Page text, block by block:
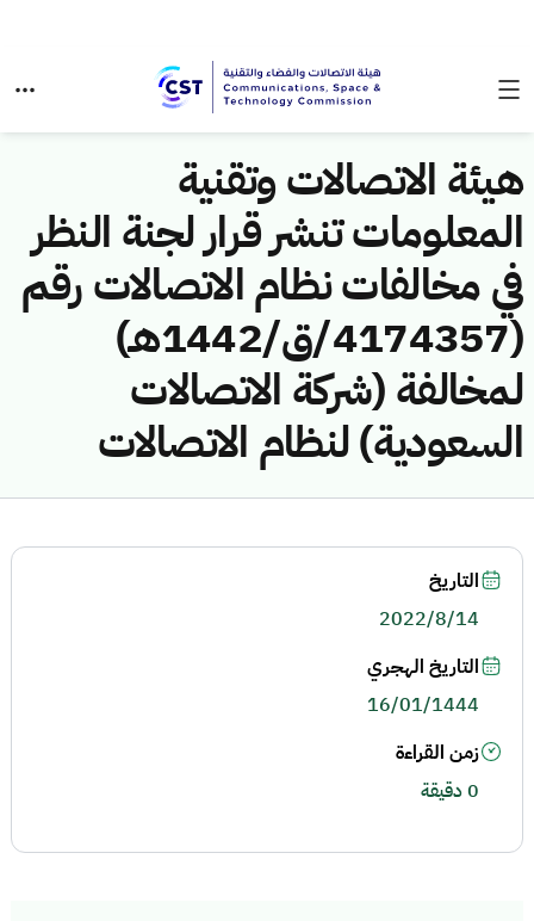
هيئة الاتصالات وتقنية
المعلومات تنشر قرار لجنة النظر
في مخالفات نظام الاتصالات رقم
(4174357/ق/1442هـ)
لمخالفة (شركة الاتصالات
السعودية) لنظام الاتصالات
التاريخ
2022/8/14
التاريخ الهجري
16/01/1444
زمن القراءة
0 دقيقة